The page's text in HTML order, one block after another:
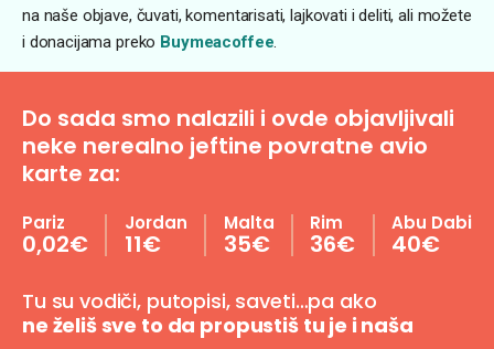
na naše objave, čuvati, komentarisati, lajkovati i deliti, ali možete
i donacijama preko Buymeacoffee
Do sada smo nalazili i ovde objavljivali
neke nerealno jeftine povratne avio
karte za:
Pariz
0,02€
Jordan
11€
Malta
35€
Rim
36€
Abu Dabi
40€
Tu su vodiči, putopisi, saveti…pa ako
ne želiš sve to da propustiš tu je i naša